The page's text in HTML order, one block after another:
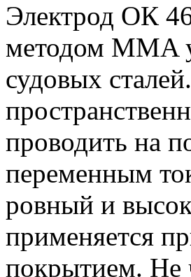
Электрод ОК
методом MMA
судовых
проводить на
переменным
ровный и
применяется
покрытием. Не